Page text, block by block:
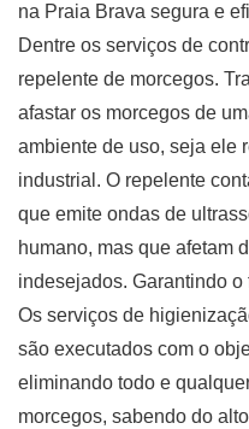
na Praia Brava segura e
Dentre os serviços de
repelente de morcegos.
afastar os morcegos de
ambiente de uso, seja ele
industrial. O repelente
que emite ondas de
humano, mas que afetam
indesejados. Garantindo o
Os serviços de
são executados com o
eliminando todo e
morcegos, sabendo do